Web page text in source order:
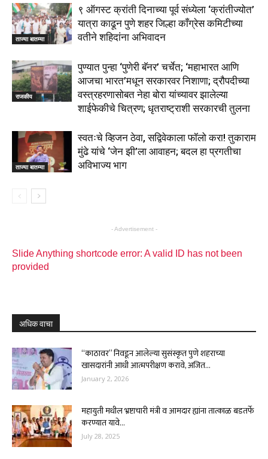
ताज्या बातम्या
९ ऑगस्ट क्रांती दिनाच्या पूर्व संध्येला ‘क्रांतीज्योत’
यात्रा काढून पुणे शहर जिल्हा काँग्रेस कमिटीच्या
वतीने शहिदांना अभिवादन
राजकीय
पुण्यात पुन्हा ‘पुणेरी बॅनर’ चर्चेत; ‘महाभारत आणि
आजचा भारत’मधून सरकारवर निशाणा; द्रौपदीच्या
वस्त्रहरणासोबत नेहा बोरा यांच्यावर झालेल्या
शाईफेकीचे चित्रण; धृतराष्ट्राशी सरकारची तुलना
ताज्या बातम्या
स्वतःचे व्हिजन ठेवा, सद्विवेकाला फॉलो करा! तुकाराम
मुंढे यांचे ‘जेन झी’ला आवाहन; बदल हा प्रगतीचा
अविभाज्य भाग
- Advertisement -
Slide Anything shortcode error: A valid ID has not been
provided
अधिक वाचा
“काठावर” निवडून आलेल्या सुसंस्कृत पुणे शहराच्या
खासदारांनी आधी आत्मपरीक्षण करावे, अजित...
January 2, 2026
महायुती मधील भ्रष्टाचारी मंत्री व आमदार ह्यांना तात्काळ बडतर्फे
करण्यात यावे...
July 28, 2025